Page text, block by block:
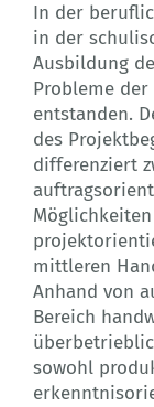
In der
in der
Ausbildung
Probleme
entstanden.
des
differenziert
mittleren
Anhand von
Bereich
sowohl